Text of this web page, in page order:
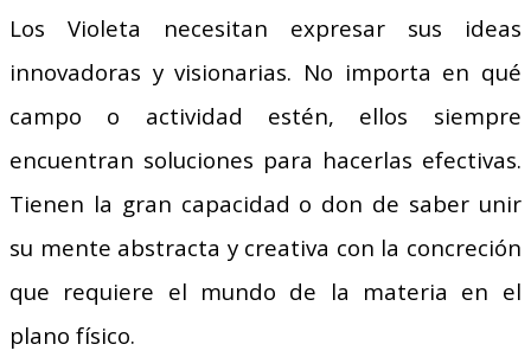
Los Violeta necesitan expresar sus ideas
innovadoras y visionarias. No importa en qué
campo o actividad estén, ellos siempre
encuentran soluciones para hacerlas efectivas.
Tienen la gran capacidad o don de saber unir
su mente abstracta y creativa con la concreción
que requiere el mundo de la materia en el
plano físico.